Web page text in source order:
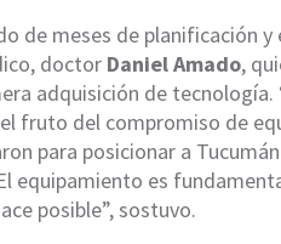
de meses de planificación
doctor Daniel Amado,
adquisición de
fruto del compromiso de
para posicionar a
equipamiento es
posible”, sostuvo.